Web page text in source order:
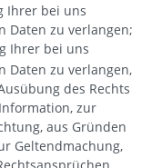
Ihrer bei uns
Daten zu verlangen;
Ihrer bei uns
Daten zu verlangen,
des Rechts
zur
aus Gründen
Geltendmachung,